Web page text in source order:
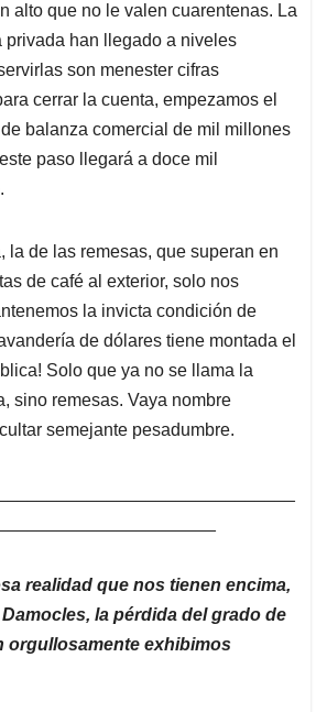
alto que no le valen cuarentenas. La
privada han llegado a niveles
son menester cifras
cerrar la cuenta, empezamos el
balanza comercial de mil millones
paso llegará a doce mil
la de las remesas, que superan en
de café al exterior, solo nos
la invicta condición de
de dólares tiene montada el
Solo que ya no se llama la
sino remesas. Vaya nombre
semejante pesadumbre.
realidad que nos tienen encima,
la pérdida del grado de
orgullosamente exhibimos